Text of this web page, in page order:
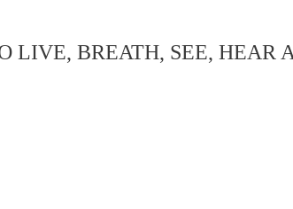
LIVE, BREATH, SEE, HEAR